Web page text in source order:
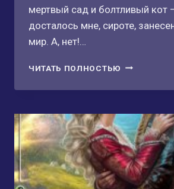
мертвый сад и болтливый кот
досталось мне, сироте,
мир. А, нет!…
ЧИТАТЬ ПОЛНОСТЬЮ ХОЗЯЙКА
ДОЛИНЫ,
НЕ
ДЛЯ
ТЕБЯ
ЯГОДКА,
ДРАКОН!